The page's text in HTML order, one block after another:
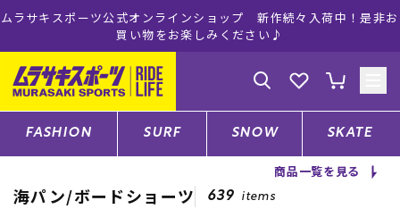
非お ムラサキスポーツ公式オンラインショップ 5,500円(税込)
注文で送料無料！(※一部対象外有り)
ゲスト様
ログイン 会員登録
店舗一覧
FASHION SURF SNOW SKATE
商品一覧を見る
海パン/ボードショーツ 639 items